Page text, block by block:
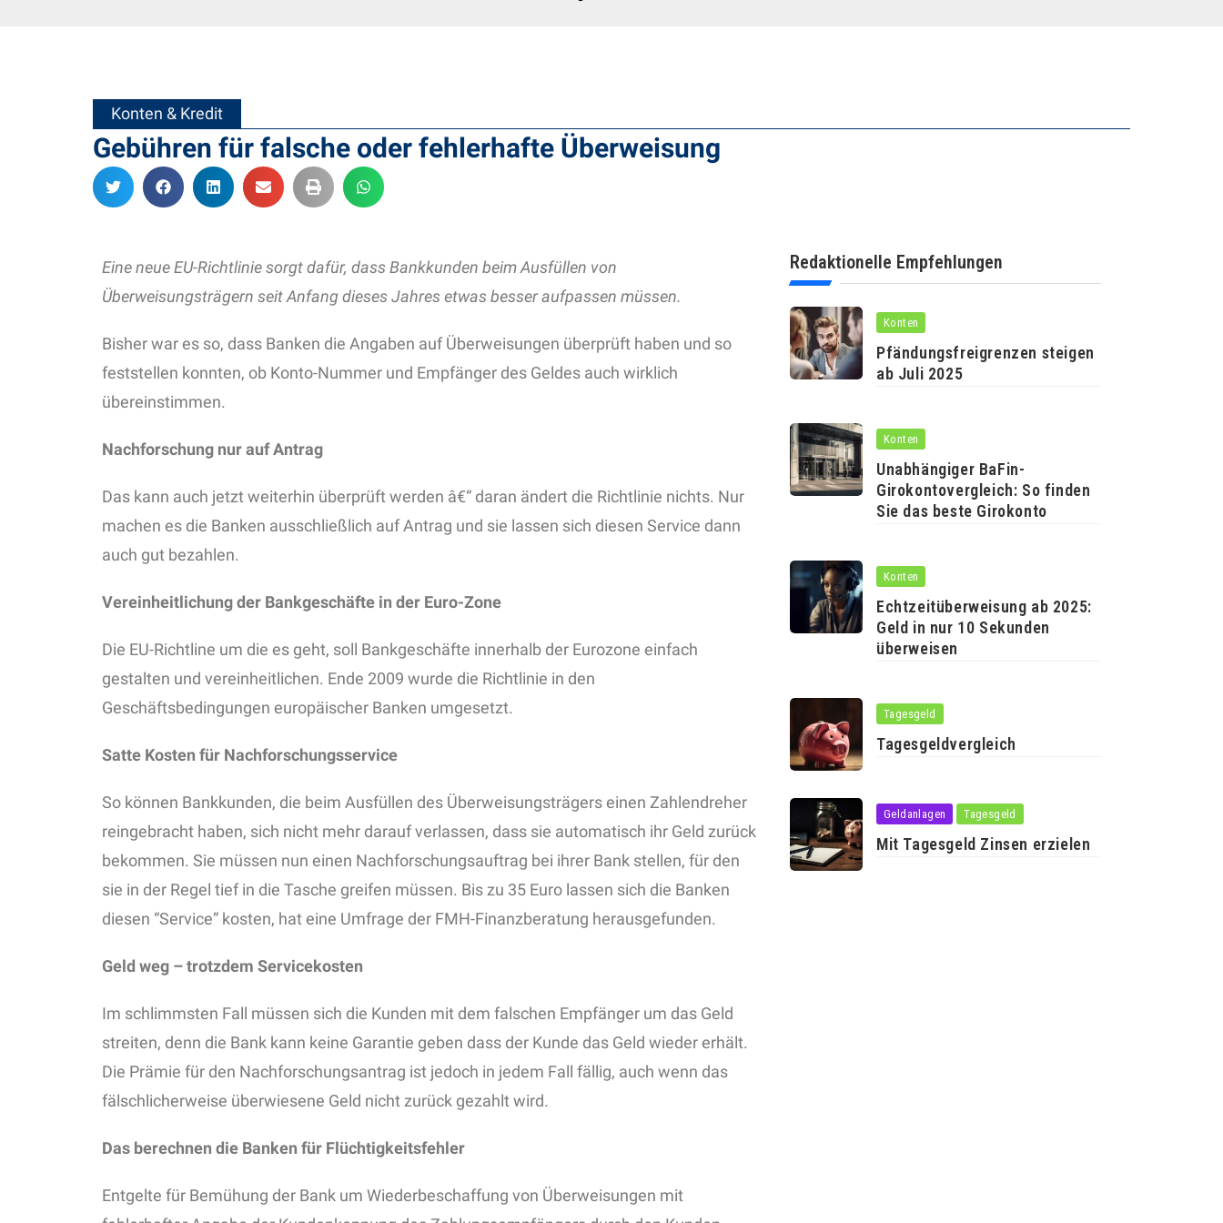
Konten & Kredit
Gebühren für falsche oder fehlerhafte Überweisung
Eine neue EU-Richtlinie sorgt dafür, dass Bankkunden beim Ausfüllen von
Überweisungsträgern seit Anfang dieses Jahres etwas besser aufpassen müssen.
Bisher war es so, dass Banken die Angaben auf Überweisungen überprüft haben und so
feststellen konnten, ob Konto-Nummer und Empfänger des Geldes auch wirklich
übereinstimmen.
Nachforschung nur auf Antrag
Das kann auch jetzt weiterhin überprüft werden â€“ daran ändert die Richtlinie nichts. Nur
machen es die Banken ausschließlich auf Antrag und sie lassen sich diesen Service dann
auch gut bezahlen.
Vereinheitlichung der Bankgeschäfte in der Euro-Zone
Die EU-Richtline um die es geht, soll Bankgeschäfte innerhalb der Eurozone einfach
gestalten und vereinheitlichen. Ende 2009 wurde die Richtlinie in den
Geschäftsbedingungen europäischer Banken umgesetzt.
Satte Kosten für Nachforschungsservice
So können Bankkunden, die beim Ausfüllen des Überweisungsträgers einen Zahlendreher
reingebracht haben, sich nicht mehr darauf verlassen, dass sie automatisch ihr Geld zurück
bekommen. Sie müssen nun einen Nachforschungsauftrag bei ihrer Bank stellen, für den
sie in der Regel tief in die Tasche greifen müssen. Bis zu 35 Euro lassen sich die Banken
diesen “Service” kosten, hat eine Umfrage der FMH-Finanzberatung herausgefunden.
Geld weg – trotzdem Servicekosten
Im schlimmsten Fall müssen sich die Kunden mit dem falschen Empfänger um das Geld
streiten, denn die Bank kann keine Garantie geben dass der Kunde das Geld wieder erhält.
Die Prämie für den Nachforschungsantrag ist jedoch in jedem Fall fällig, auch wenn das
fälschlicherweise überwiesene Geld nicht zurück gezahlt wird.
Das berechnen die Banken für Flüchtigkeitsfehler
Entgelte für Bemühung der Bank um Wiederbeschaffung von Überweisungen mit
Redaktionelle Empfehlungen
Konten
Pfändungsfreigrenzen steigen
ab Juli 2025
Konten
Unabhängiger BaFin-
Girokontovergleich: So finden
Sie das beste Girokonto
Konten
Echtzeitüberweisung ab 2025:
Geld in nur 10 Sekunden
überweisen
Tagesgeld
Tagesgeldvergleich
Geldanlagen Tagesgeld
Mit Tagesgeld Zinsen erzielen